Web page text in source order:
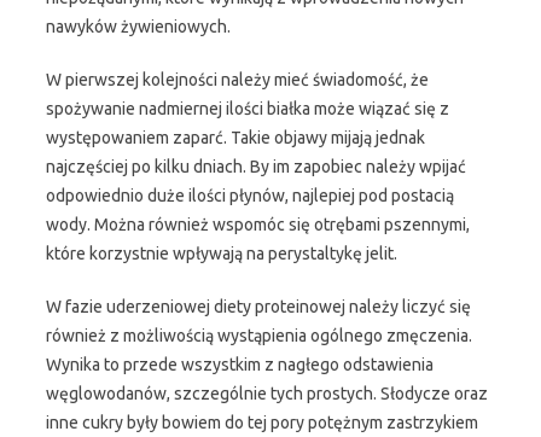
nawyków żywieniowych.
W pierwszej kolejności należy mieć świadomość, że
spożywanie nadmiernej ilości białka może wiązać się z
występowaniem zaparć. Takie objawy mijają jednak
najczęściej po kilku dniach. By im zapobiec należy wpijać
odpowiednio duże ilości płynów, najlepiej pod postacią
wody. Można również wspomóc się otrębami pszennymi,
które korzystnie wpływają na perystaltykę jelit.
W fazie uderzeniowej diety proteinowej należy liczyć się
również z możliwością wystąpienia ogólnego zmęczenia.
Wynika to przede wszystkim z nagłego odstawienia
węglowodanów, szczególnie tych prostych. Słodycze oraz
inne cukry były bowiem do tej pory potężnym zastrzykiem